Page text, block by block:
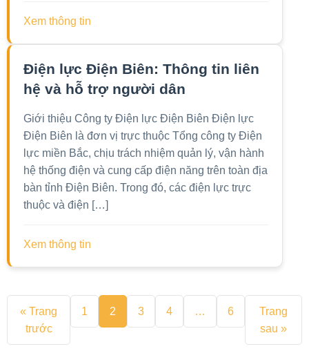
Xem thông tin
Điện lực Điện Biên: Thông tin liên
hệ và hỗ trợ người dân
Giới thiệu Công ty Điện lực Điện Biên Điện lực
Điện Biên là đơn vị trực thuộc Tổng công ty Điện
lực miền Bắc, chịu trách nhiệm quản lý, vận hành
hệ thống điện và cung cấp điện năng trên toàn địa
bàn tỉnh Điện Biên. Trong đó, các điện lực trực
thuộc và điện […]
Xem thông tin
« Trang
trước
1 2 3 4 … 6
Trang
sau »